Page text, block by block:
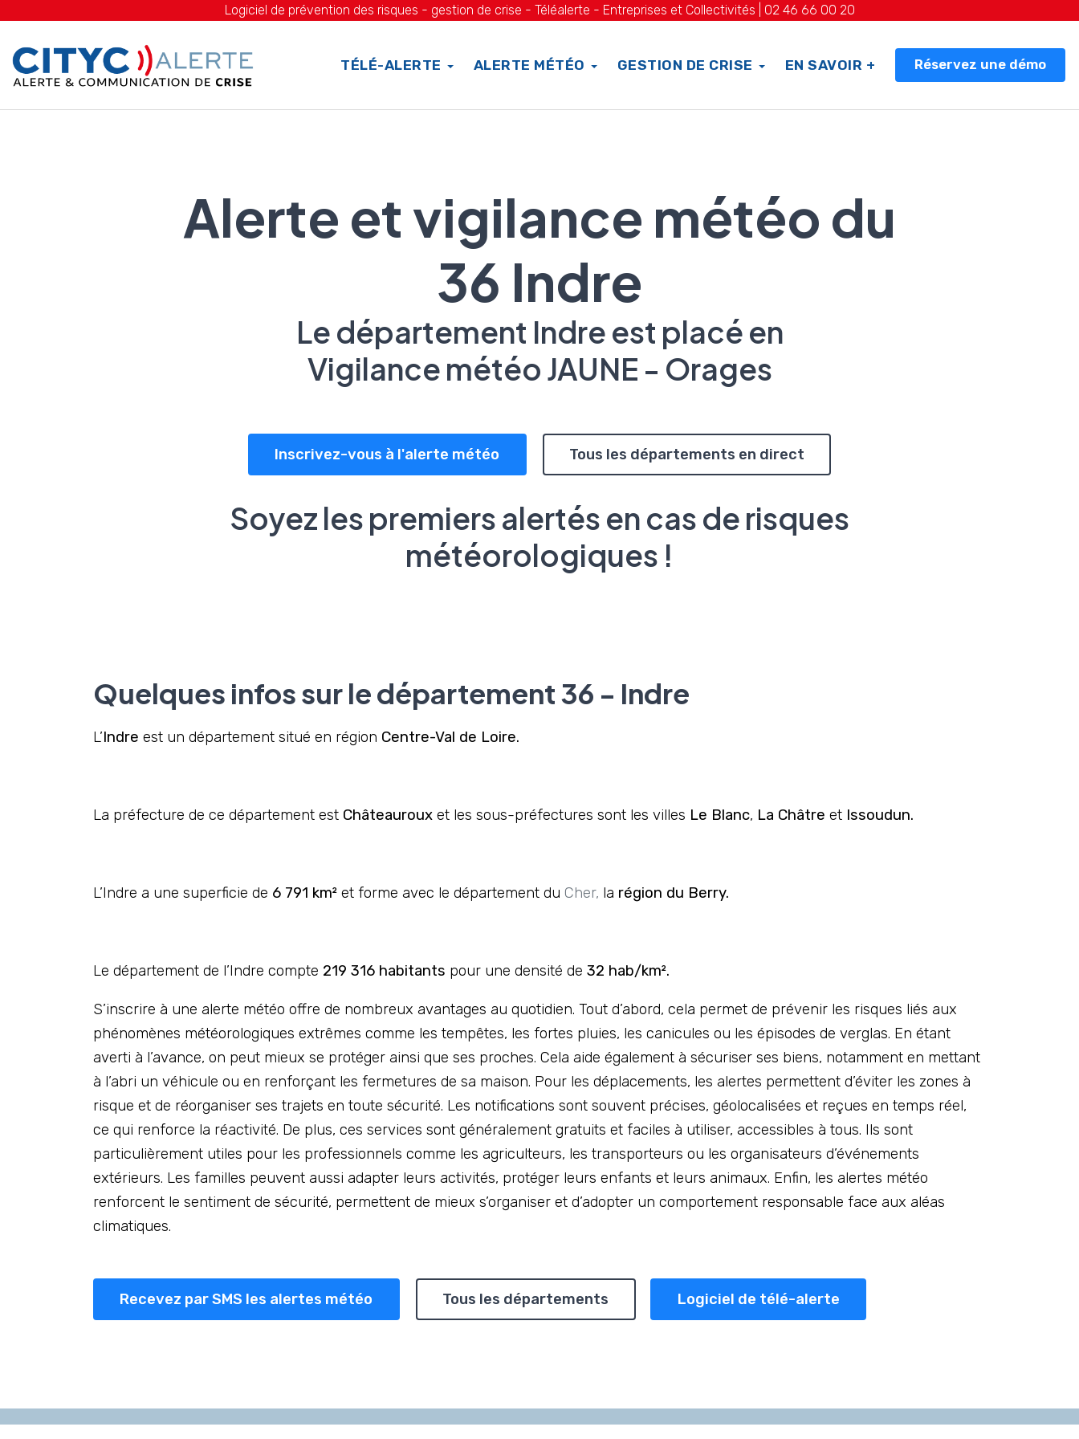
Logiciel de prévention des risques - gestion de crise - Téléalerte - Entreprises et Collectivités | 02 46 66 00 20
TÉLÉ-ALERTE ALERTE MÉTÉO GESTION DE CRISE EN SAVOIR + Réservez une démo
Alerte et vigilance météo du
36 Indre
Le département Indre est placé en
Vigilance météo JAUNE - Orages
Inscrivez-vous à l'alerte météo Tous les départements en direct
Soyez les premiers alertés en cas de risques
météorologiques !
Quelques infos sur le département 36 - Indre
L’Indre est un département situé en région Centre-Val de Loire.
La préfecture de ce département estChâteaurouxet les sous-préfectures sont les villes Le Blanc, La Châtre et Issoudun.
L’Indre a une superficie de 6 791 km²et forme avec le département du Cher, la région du Berry.
Le département de l’Indre compte 219 316 habitants pour une densité de 32 hab/km².
S’inscrire à une alerte météo offre de nombreux avantages au quotidien. Tout d’abord, cela permet de prévenir les risques liés aux
phénomènes météorologiques extrêmes comme les tempêtes, les fortes pluies, les canicules ou les épisodes de verglas. En étant
averti à l’avance, on peut mieux se protéger ainsi que ses proches. Cela aide également à sécuriser ses biens, notamment en mettant
à l’abri un véhicule ou en renforçant les fermetures de sa maison. Pour les déplacements, les alertes permettent d’éviter les zones à
risque et de réorganiser ses trajets en toute sécurité. Les notifications sont souvent précises, géolocalisées et reçues en temps réel,
ce qui renforce la réactivité. De plus, ces services sont généralement gratuits et faciles à utiliser, accessibles à tous. Ils sont
particulièrement utiles pour les professionnels comme les agriculteurs, les transporteurs ou les organisateurs d’événements
extérieurs. Les familles peuvent aussi adapter leurs activités, protéger leurs enfants et leurs animaux. Enfin, les alertes météo
renforcent le sentiment de sécurité, permettent de mieux s’organiser et d’adopter un comportement responsable face aux aléas
climatiques.
Recevez par SMS les alertes météo Tous les départements Logiciel de télé-alerte